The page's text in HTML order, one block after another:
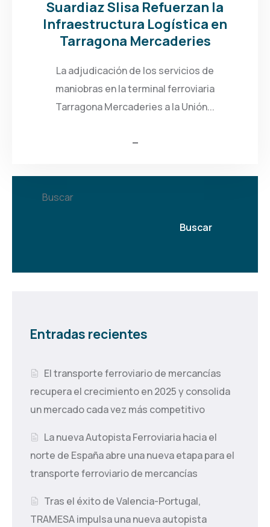
Suardiaz Slisa Refuerzan la
Infraestructura Logística en
Tarragona Mercaderies
La adjudicación de los servicios de
maniobras en la terminal ferroviaria
Tarragona Mercaderies a la Unión...
Buscar
Buscar
Entradas recientes
El transporte ferroviario de mercancías
recupera el crecimiento en 2025 y consolida
un mercado cada vez más competitivo
La nueva Autopista Ferroviaria hacia el
norte de España abre una nueva etapa para el
transporte ferroviario de mercancías
Tras el éxito de Valencia-Portugal,
TRAMESA impulsa una nueva autopista